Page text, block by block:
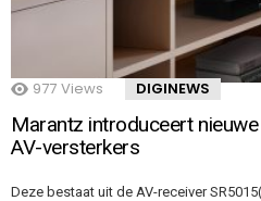
977 Views DIGINEWS
Marantz introduceert
AV-versterkers
Deze bestaat uit de AV-receiver